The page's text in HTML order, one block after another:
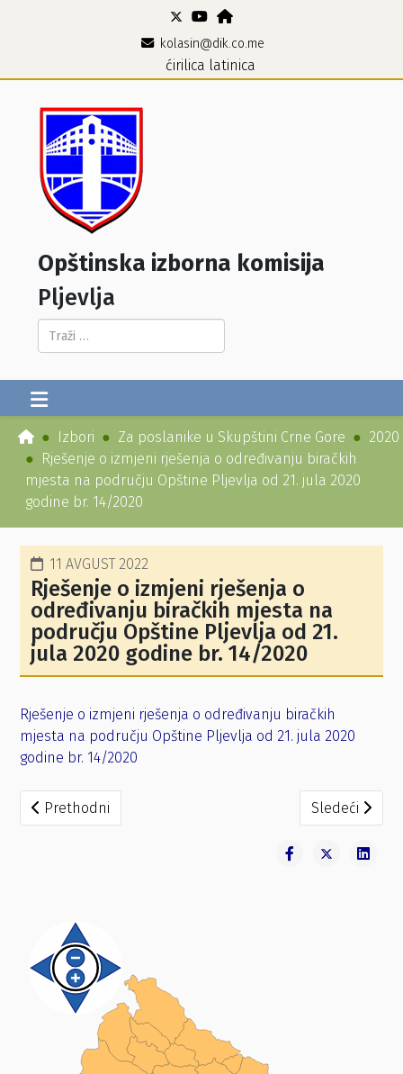
kolasin@dik.co.me
ćirilica latinica
Opštinska izborna komisija
Pljevlja
Pretraga...
Izbori Za poslanike u Skupštini Crne Gore
2020
Rješenje o izmjeni rješenja o određivanju biračkih
mjesta na području Opštine Pljevlja od 21. jula 2020
godine br. 14/2020
11 AVGUST 2022
Rješenje o izmjeni rješenja o
određivanju biračkih mjesta na
području Opštine Pljevlja od 21.
jula 2020 godine br. 14/2020
Rješenje o izmjeni rješenja o određivanju biračkih
mjesta na području Opštine Pljevlja od 21. jula 2020
godine br. 14/2020
Prethodni članak: Obavještenje podnosiocima
Prethodni Sledeći
Sledeći